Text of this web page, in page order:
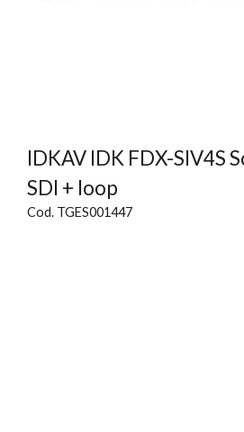
IDKAV IDK FDX-SIV4S
SDI + loop
Cod. TGES001447